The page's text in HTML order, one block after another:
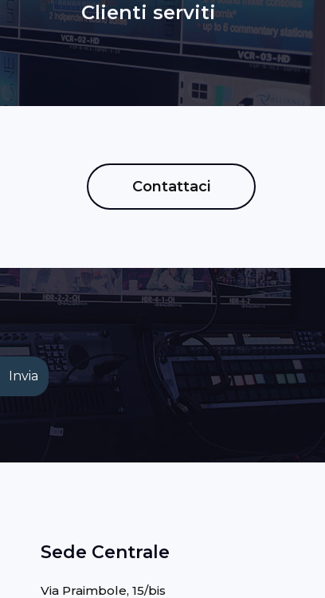
Clienti serviti
Contattaci
Sede Centrale
Via Praimbole, 15/bis